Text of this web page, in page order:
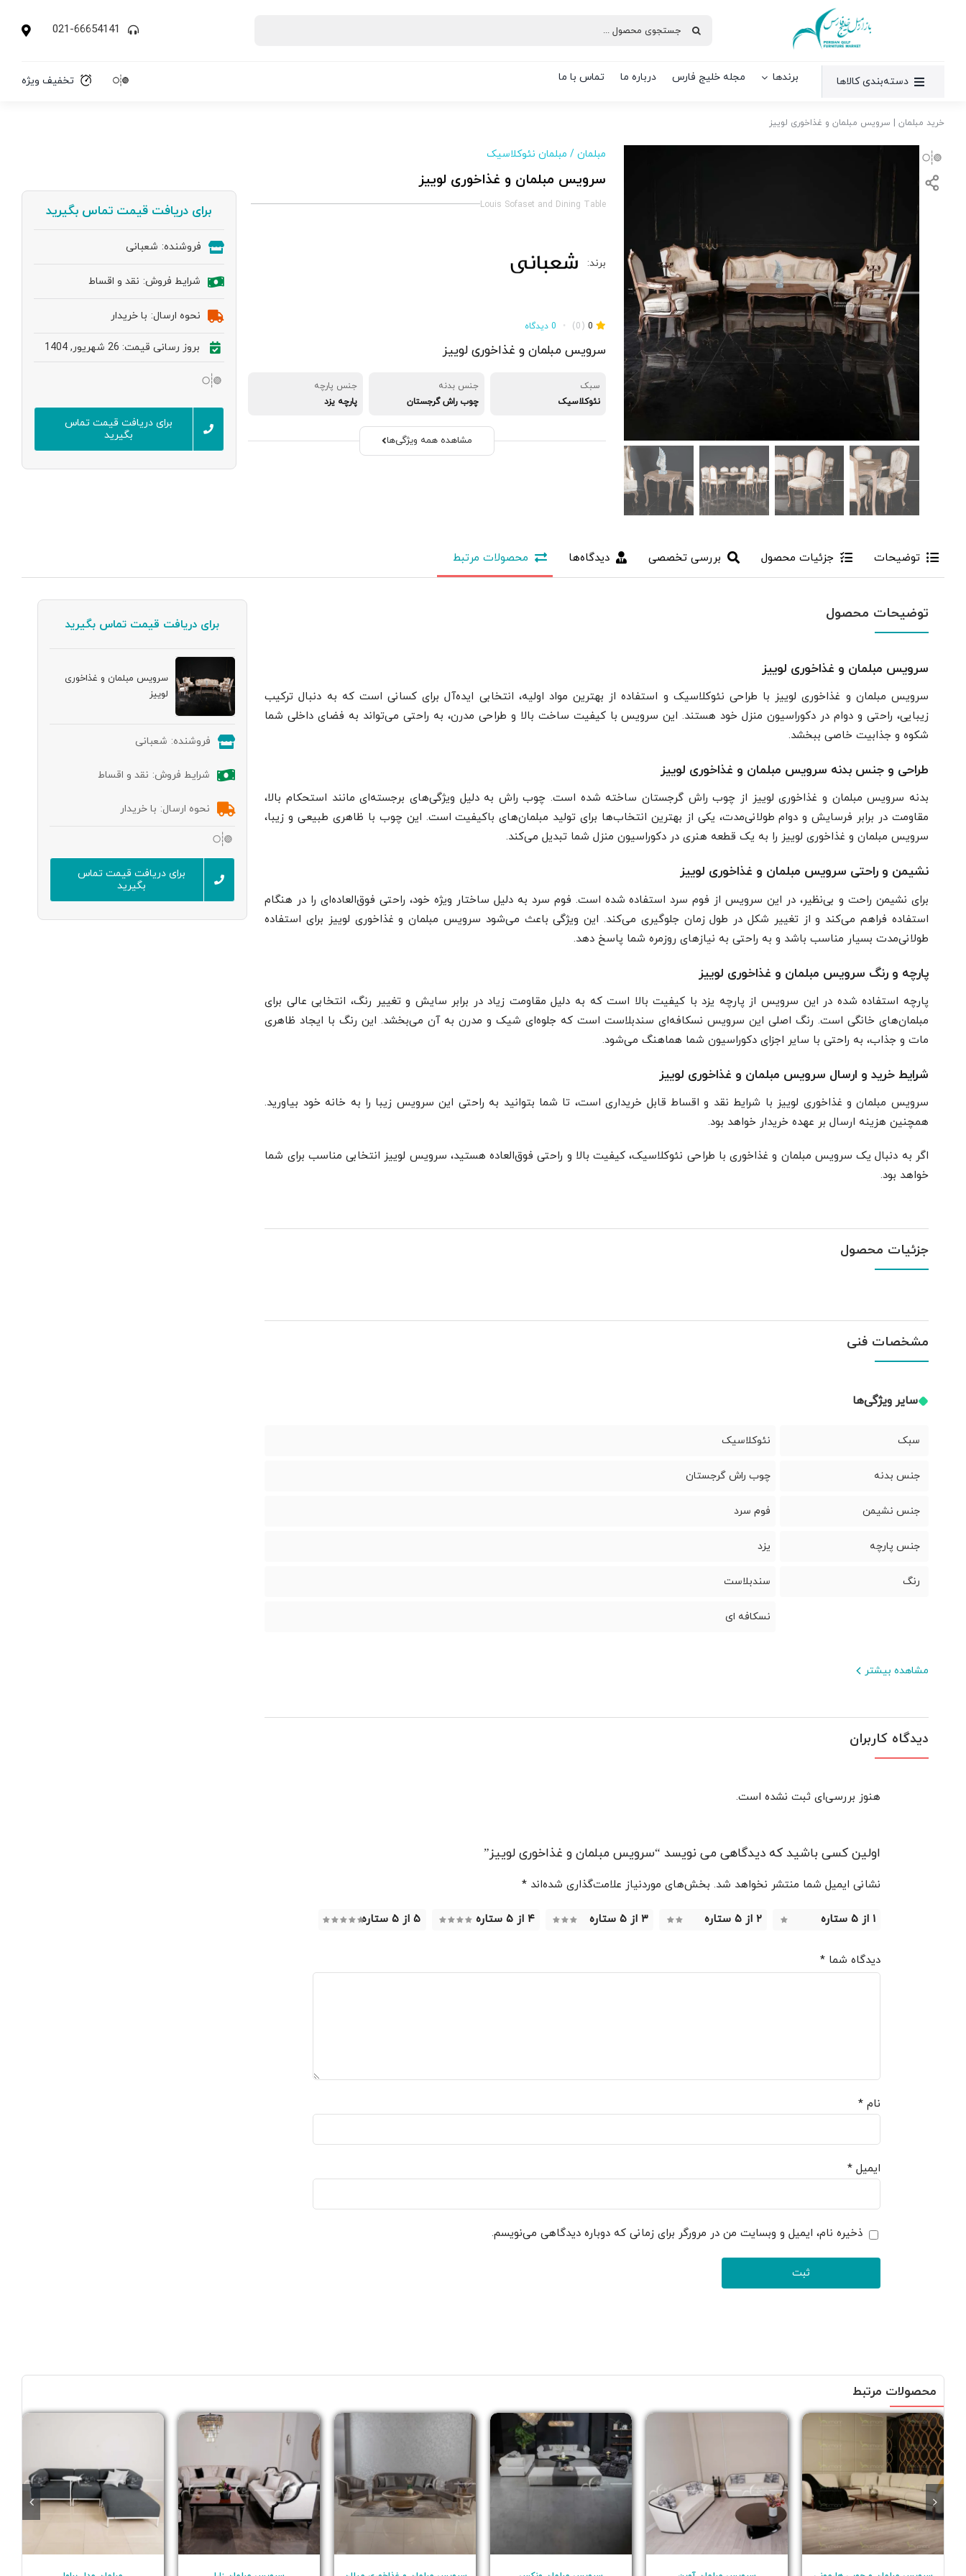
جستجو
021-66654141
دسته‌بندی کالاها برندها مجله خلیج فارس درباره ما تماس با ما تخفیف ویژه
خرید مبلمان سرویس مبلمان و غذاخوری لوییز
مبلمان / مبلمان نئوکلاسیک
سرویس مبلمان و غذاخوری لوییز
Louis Sofaset and Dining Table
برند:
0
(0)
• 0 دیدگاه
سرویس مبلمان و غذاخوری لوییز
سبک
نئوکلاسیک
جنس بدنه
چوب راش گرجستان
جنس پارچه
پارچه یزد
مشاهده همه ویژگی‌ها
برای دریافت قیمت تماس بگیرید
فروشنده: شعبانی
شرایط فروش: نقد و اقساط
نحوه ارسال: با خریدار
بروز رسانی قیمت: 26 شهریور, 1404
برای دریافت قیمت تماس
بگیرید
توضیحات جزئیات محصول بررسی تخصصی دیدگاه‌ها محصولات مرتبط
توضیحات محصول
سرویس مبلمان و غذاخوری لوییز
سرویس مبلمان و غذاخوری لوییز با طراحی نئوکلاسیک و استفاده از بهترین مواد اولیه، انتخابی ایده‌آل برای کسانی است که به دنبال ترکیب
زیبایی، راحتی و دوام در دکوراسیون منزل خود هستند. این سرویس با کیفیت ساخت بالا و طراحی مدرن، به راحتی می‌تواند به فضای داخلی شما
شکوه و جذابیت خاصی ببخشد.
طراحی و جنس بدنه سرویس مبلمان و غذاخوری لوییز
بدنه سرویس مبلمان و غذاخوری لوییز از چوب راش گرجستان ساخته شده است. چوب راش به دلیل ویژگی‌های برجسته‌ای مانند استحکام بالا،
مقاومت در برابر فرسایش و دوام طولانی‌مدت، یکی از بهترین انتخاب‌ها برای تولید مبلمان‌های باکیفیت است. این چوب با ظاهری طبیعی و زیبا،
سرویس مبلمان و غذاخوری لوییز را به یک قطعه هنری در دکوراسیون منزل شما تبدیل می‌کند.
نشیمن و راحتی سرویس مبلمان و غذاخوری لوییز
برای نشیمن راحت و بی‌نظیر، در این سرویس از فوم سرد استفاده شده است. فوم سرد به دلیل ساختار ویژه خود، راحتی فوق‌العاده‌ای را در هنگام
استفاده فراهم می‌کند و از تغییر شکل در طول زمان جلوگیری می‌کند. این ویژگی باعث می‌شود سرویس مبلمان و غذاخوری لوییز برای استفاده
طولانی‌مدت بسیار مناسب باشد و به راحتی به نیازهای روزمره شما پاسخ دهد.
پارچه و رنگ سرویس مبلمان و غذاخوری لوییز
پارچه استفاده شده در این سرویس از پارچه یزد با کیفیت بالا است که به دلیل مقاومت زیاد در برابر سایش و تغییر رنگ، انتخابی عالی برای
مبلمان‌های خانگی است. رنگ اصلی این سرویس نسکافه‌ای سندبلاست است که جلوه‌ای شیک و مدرن به آن می‌بخشد. این رنگ با ایجاد ظاهری
مات و جذاب، به راحتی با سایر اجزای دکوراسیون شما هماهنگ می‌شود.
شرایط خرید و ارسال سرویس مبلمان و غذاخوری لوییز
سرویس مبلمان و غذاخوری لوییز با شرایط نقد و اقساط قابل خریداری است، تا شما بتوانید به راحتی این سرویس زیبا را به خانه خود بیاورید.
همچنین هزینه ارسال بر عهده خریدار خواهد بود.
اگر به دنبال یک سرویس مبلمان و غذاخوری با طراحی نئوکلاسیک، کیفیت بالا و راحتی فوق‌العاده هستید، سرویس لوییز انتخابی مناسب برای شما
خواهد بود.
برای دریافت قیمت تماس بگیرید
سرویس مبلمان و غذاخوری
لوییز
فروشنده: شعبانی
شرایط فروش: نقد و اقساط
نحوه ارسال: با خریدار
برای دریافت قیمت تماس
بگیرید
جزئیات محصول
مشخصات فنی
سایر ویژگی‌ها
سبک نئوکلاسیک
جنس بدنه چوب راش گرجستان
جنس نشیمن فوم سرد
جنس پارچه یزد
رنگ سندبلاست
نسکافه ای
مشاهده بیشتر
دیدگاه کاربران
هنوز بررسی‌ای ثبت نشده است.
اولین کسی باشید که دیدگاهی می نویسد “سرویس مبلمان و غذاخوری لوییز”
نشانی ایمیل شما منتشر نخواهد شد. بخش‌های موردنیاز علامت‌گذاری شده‌اند *
۱ از ۵ ستاره ۲ از ۵ ستاره ۳ از ۵ ستاره ۴ از ۵ ستاره ۵ از ۵ ستاره
دیدگاه شما *
نام *
ایمیل *
ذخیره نام، ایمیل و وبسایت من در مرورگر برای زمانی که دوباره دیدگاهی می‌نویسم.
محصولات مرتبط